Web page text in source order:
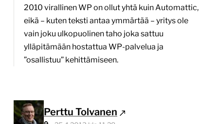
2010 virallinen WP on ollut yhtä kuin Automattic,
eikä – kuten teksti antaa ymmärtää – yritys ole
vain joku ulkopuolinen taho joka sattuu
ylläpitämään hostattua WP-palvelua ja
”osallistuu” kehittämiseen.
Perttu Tolvanen